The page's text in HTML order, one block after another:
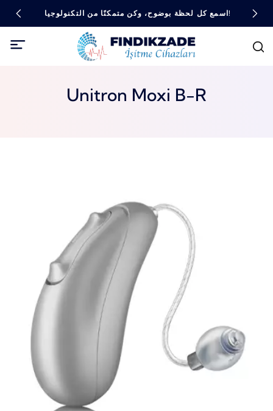
اسمع كل لحظة بوضوح، وكن متمكنًا من التكنولوجيا!
Unitron Moxi B-R